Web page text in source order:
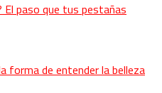
El paso que tus pestañas
forma de entender la belleza